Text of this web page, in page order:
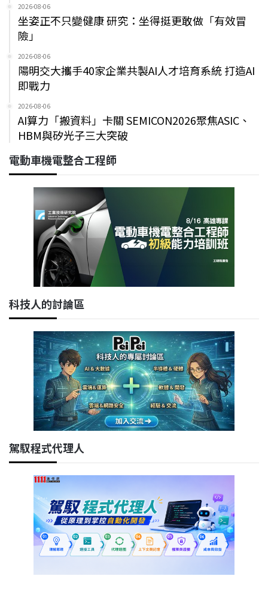
2026-08-06
坐姿正不只變健康 研究：坐得挺更敢做「有效冒
險」
2026-08-06
陽明交大攜手40家企業共製AI人才培育系統 打造AI
即戰力
2026-08-06
AI算力「搬資料」卡關 SEMICON2026聚焦ASIC、
HBM與矽光子三大突破
電動車機電整合工程師
科技人的討論區
駕馭程式代理人